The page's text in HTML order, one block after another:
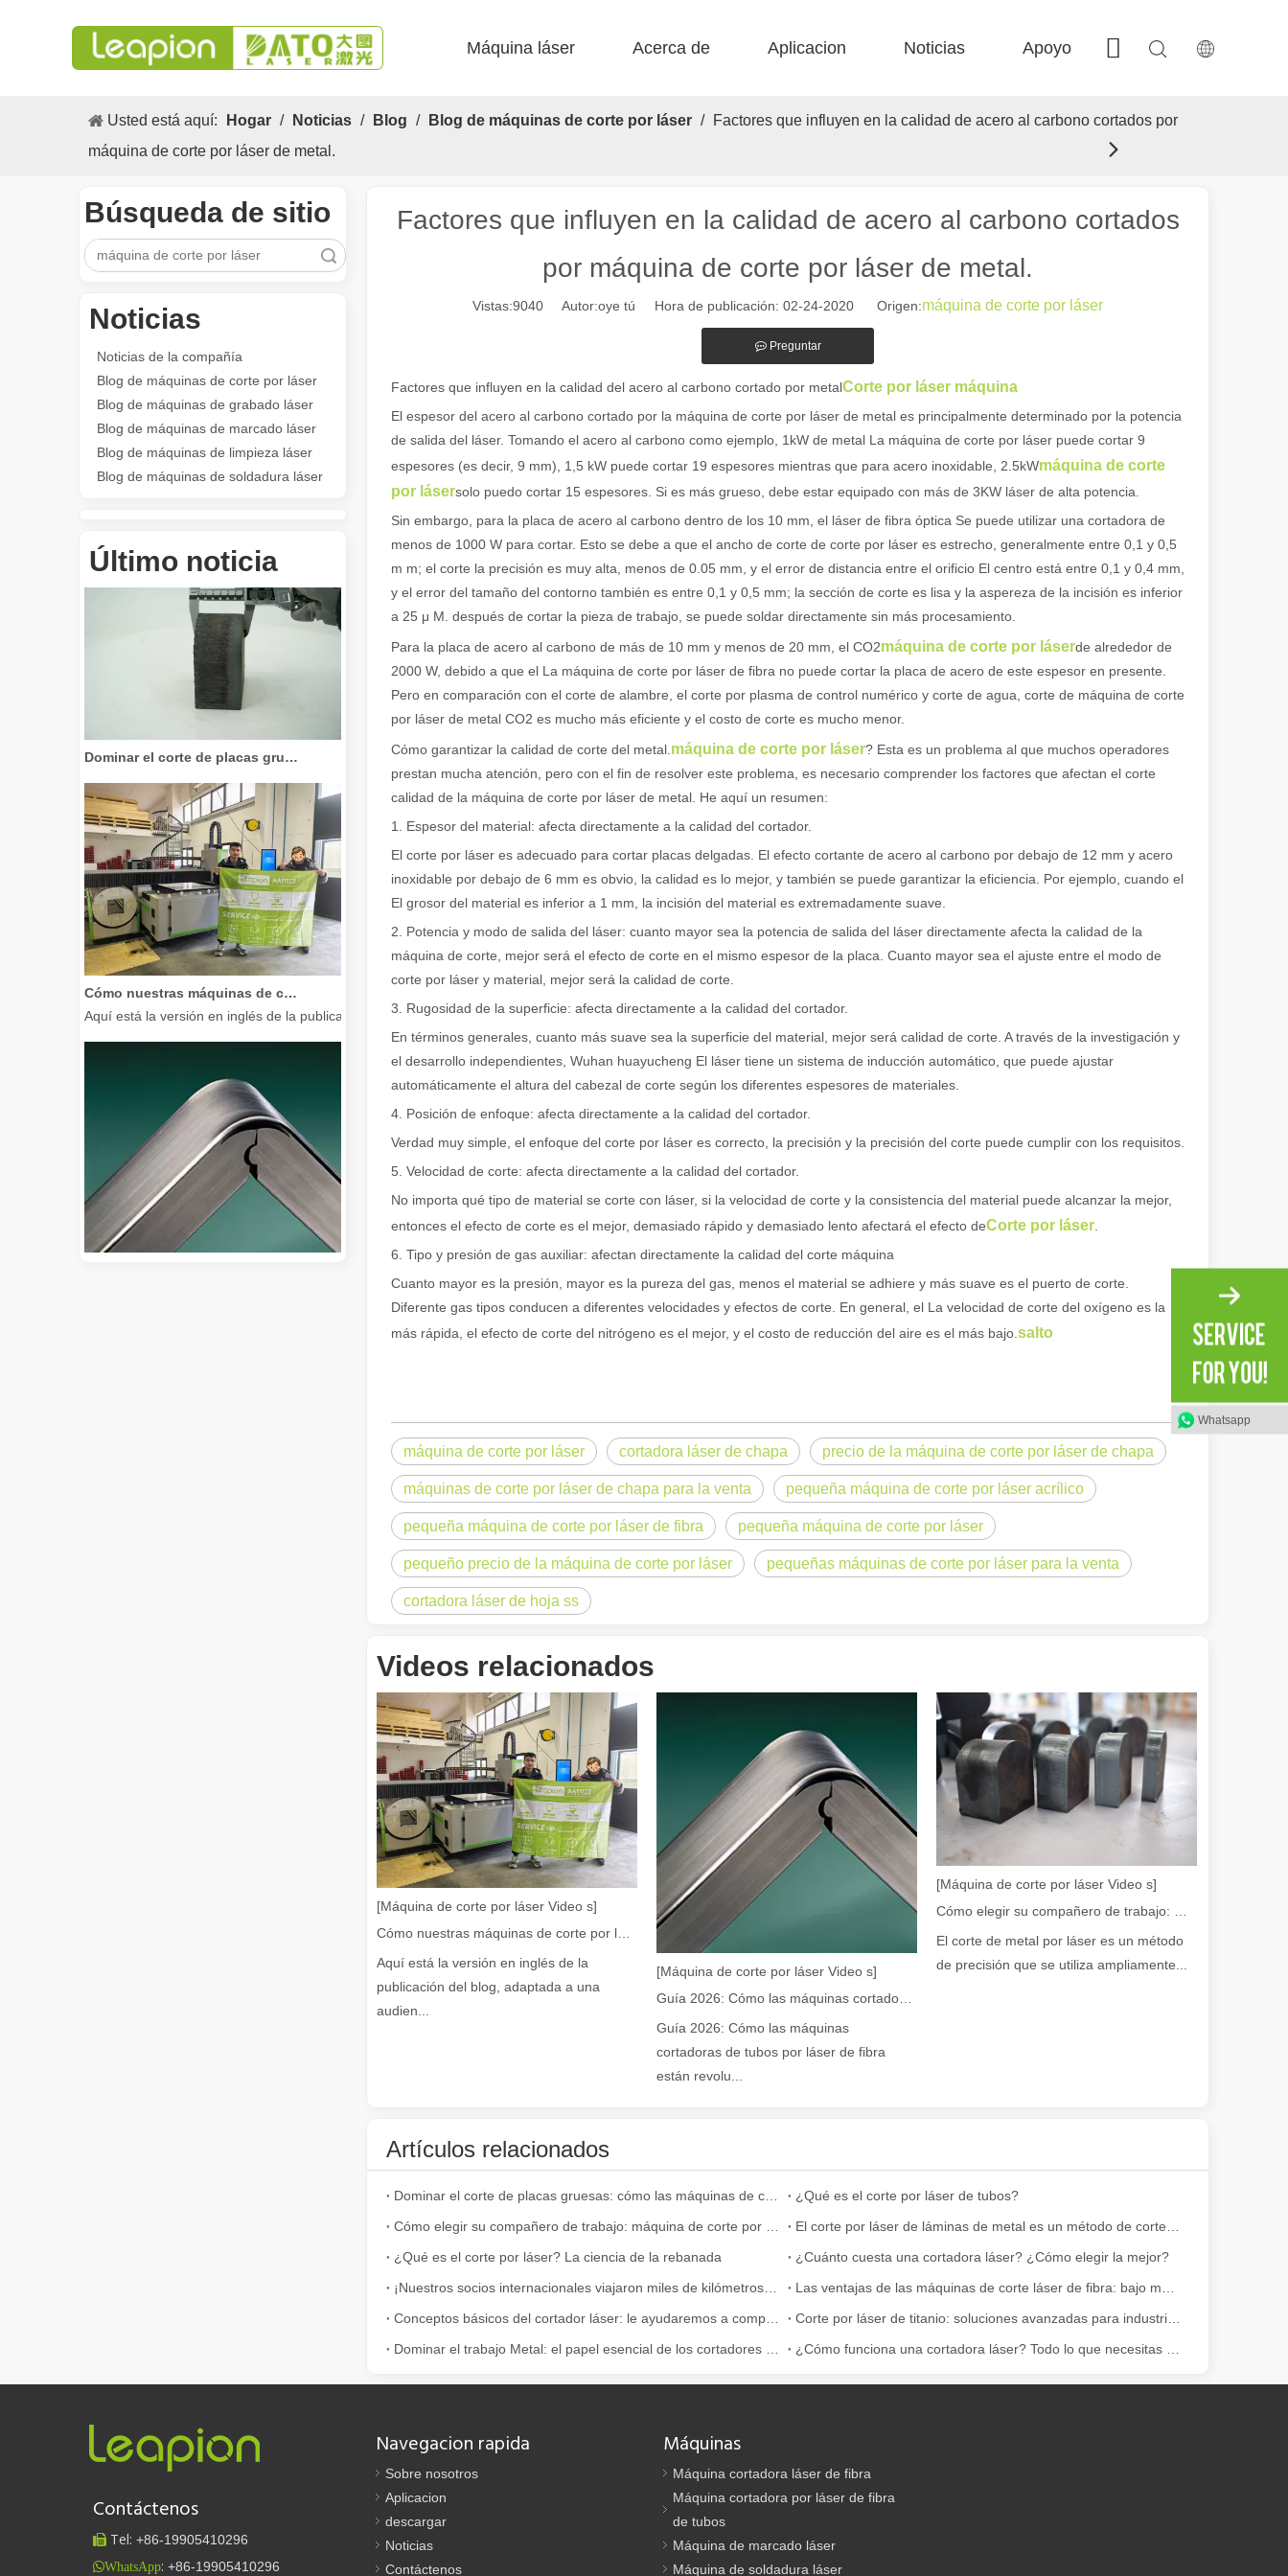
Máquina láser Acerca de Aplicacion Noticias Apoyo Contáctenos
Usted está aquí: Hogar / Noticias / Blog / Blog de máquinas de corte por láser / Factores que influyen en la calidad de acero al carbono cortados por
máquina de corte por láser de metal.
Búsqueda de sitio
Búsqueda
Noticias
Noticias de la compañía
Blog de máquinas de corte por láser
Blog de máquinas de grabado láser
Blog de máquinas de marcado láser
Blog de máquinas de limpieza láser
Blog de máquinas de soldadura láser
Último noticia
Las versátiles Aplicacion S y las características sobresalientes de las máquinas de marcado láser en la fabricación moderna y el paisaje industrial, las máquinas de marcado láser han surgido
Dominar el corte de placas gruesas: cómo las máquinas de corte por láser de fibra revolucionan la fabricación
Cómo nuestras máquinas de corte por láser están fortaleciendo la fabricación mexicana
Aquí está la versión en inglés de la publicación del blog, adaptada a una audiencia internacional manteniendo el tono profesional e inspirador del original. Shining Across the Pacific: How Our
Guía 2026: Cómo las máquinas cortadoras de tubos por láser de fibra están revolucionando la fabricación de tuberías En el mundo en rápida evolución de la fabricación de metales, la eficiencia
El corte por láser de tubos es una tecnología clave en la industria manufacturera en rápido desarrollo. Puede procesar una variedad de tubos metálicos con alta precisión y eficiencia. Esta
El corte de metal por láser es un método de precisión que se utiliza ampliamente en la fabricación de metales. Puede cortar una amplia gama de materiales con alta precisión y bajo desperdicio.
El corte por láser de láminas de metal es un método de corte muy utilizado. Es conocido por su precisión, eficiencia y versatilidad. Sin embargo, algunos podrían decir que el corte por láser
¿Qué es el corte por láser? La ciencia del corte En esencia, el corte por láser es un proceso de fabricación que utiliza un rayo láser enfocado de alta potencia para cortar material en formas y
Factores que influyen en la calidad de acero al carbono cortados
por máquina de corte por láser de metal.
Vistas:9040 Autor:oye tú Hora de publicación: 02-24-2020 Origen:máquina de corte por láser
Preguntar
Factores que influyen en la calidad del acero al carbono cortado por metalCorte por láser máquina
El espesor del acero al carbono cortado por la máquina de corte por láser de metal es principalmente determinado por la potencia
de salida del láser. Tomando el acero al carbono como ejemplo, 1kW de metal La máquina de corte por láser puede cortar 9
espesores (es decir, 9 mm), 1,5 kW puede cortar 19 espesores mientras que para acero inoxidable, 2.5kWmáquina de corte
por lásersolo puedo cortar 15 espesores. Si es más grueso, debe estar equipado con más de 3KW láser de alta potencia.
Sin embargo, para la placa de acero al carbono dentro de los 10 mm, el láser de fibra óptica Se puede utilizar una cortadora de
menos de 1000 W para cortar. Esto se debe a que el ancho de corte de corte por láser es estrecho, generalmente entre 0,1 y 0,5
m m; el corte la precisión es muy alta, menos de 0.05 mm, y el error de distancia entre el orificio El centro está entre 0,1 y 0,4 mm,
y el error del tamaño del contorno también es entre 0,1 y 0,5 mm; la sección de corte es lisa y la aspereza de la incisión es inferior
a 25 μ M. después de cortar la pieza de trabajo, se puede soldar directamente sin más procesamiento.
Para la placa de acero al carbono de más de 10 mm y menos de 20 mm, el CO2máquina de corte por láserde alrededor de
2000 W, debido a que el La máquina de corte por láser de fibra no puede cortar la placa de acero de este espesor en presente.
Pero en comparación con el corte de alambre, el corte por plasma de control numérico y corte de agua, corte de máquina de corte
por láser de metal CO2 es mucho más eficiente y el costo de corte es mucho menor.
Cómo garantizar la calidad de corte del metal. máquina de corte por láser? Esta es un problema al que muchos operadores
prestan mucha atención, pero con el fin de resolver este problema, es necesario comprender los factores que afectan el corte
calidad de la máquina de corte por láser de metal. He aquí un resumen:
1. Espesor del material: afecta directamente a la calidad del cortador.
El corte por láser es adecuado para cortar placas delgadas. El efecto cortante de acero al carbono por debajo de 12 mm y acero
inoxidable por debajo de 6 mm es obvio, la calidad es lo mejor, y también se puede garantizar la eficiencia. Por ejemplo, cuando el
El grosor del material es inferior a 1 mm, la incisión del material es extremadamente suave.
2. Potencia y modo de salida del láser: cuanto mayor sea la potencia de salida del láser directamente afecta la calidad de la
máquina de corte, mejor será el efecto de corte en el mismo espesor de la placa. Cuanto mayor sea el ajuste entre el modo de
corte por láser y material, mejor será la calidad de corte.
3. Rugosidad de la superficie: afecta directamente a la calidad del cortador.
En términos generales, cuanto más suave sea la superficie del material, mejor será calidad de corte. A través de la investigación y
el desarrollo independientes, Wuhan huayucheng El láser tiene un sistema de inducción automático, que puede ajustar
automáticamente el altura del cabezal de corte según los diferentes espesores de materiales.
4. Posición de enfoque: afecta directamente a la calidad del cortador.
Verdad muy simple, el enfoque del corte por láser es correcto, la precisión y la precisión del corte puede cumplir con los requisitos.
5. Velocidad de corte: afecta directamente a la calidad del cortador.
No importa qué tipo de material se corte con láser, si la velocidad de corte y la consistencia del material puede alcanzar la mejor,
entonces el efecto de corte es el mejor, demasiado rápido y demasiado lento afectará el efecto deCorte por láser
6. Tipo y presión de gas auxiliar: afectan directamente la calidad del corte máquina
Cuanto mayor es la presión, mayor es la pureza del gas, menos el material se adhiere y más suave es el puerto de corte.
Diferente gas tipos conducen a diferentes velocidades y efectos de corte. En general, el La velocidad de corte del oxígeno es la
más rápida, el efecto de corte del nitrógeno es el mejor, y el costo de reducción del aire es el más bajo. salto
máquina de corte por láser cortadora láser de chapa precio de la máquina de corte por láser de chapa
máquinas de corte por láser de chapa para la venta pequeña máquina de corte por láser acrílico
pequeña máquina de corte por láser de fibra pequeña máquina de corte por láser
pequeño precio de la máquina de corte por láser pequeñas máquinas de corte por láser para la venta
cortadora láser de hoja ss
Videos relacionados
[Máquina de corte por láser Video s]
Aquí está la versión en inglés de la
publicación del blog, adaptada a una
audien...
[Máquina de corte por láser Video s]
Guía 2026: Cómo las máquinas cortadoras de tubos por láser de fibra están revolucionando la fabricación de tuberías
Guía 2026: Cómo las máquinas
cortadoras de tubos por láser de fibra
están revolu...
[Máquina de corte por láser Video s]
Cómo elegir su compañero de trabajo: máquina de corte por láser
El corte de metal por láser es un método
de precisión que se utiliza ampliamente...
Artículos relacionados
¿Qué es el corte por láser de tubos?
¿Qué es el corte por láser? La ciencia de la rebanada
¿Cuánto cuesta una cortadora láser? ¿Cómo elegir la mejor?
Contáctenos
 Tel: +86-19905410296
WhatsApp: +86-19905410296
Whatsapp
Navegacion rapida
Sobre nosotros
Aplicacion
descargar
Noticias
Contáctenos
Máquinas
Máquina cortadora láser de fibra
Máquina cortadora por láser de fibra
de tubos
Máquina de marcado láser
Máquina de soldadura láser